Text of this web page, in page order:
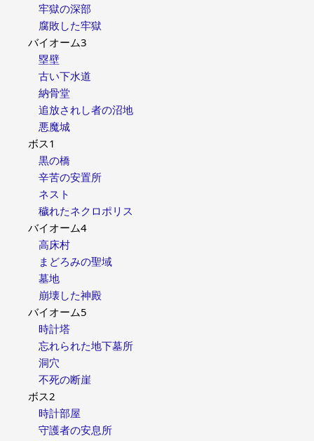
牢獄の深部
腐敗した牢獄
バイオーム3
塁壁
古い下水道
納骨堂
追放されし者の沼地
悪魔城
ボス1
黒の橋
辛苦の安置所
ネスト
穢れたネクロポリス
バイオーム4
高床村
まどろみの聖域
墓地
崩壊した神殿
バイオーム5
時計塔
忘れられた地下墓所
洞穴
不死の断崖
ボス2
時計部屋
守護者の安息所